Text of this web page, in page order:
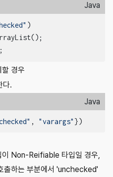
Java
)
경우
다.
Java
, "varargs" })
이 Non-Reifiable 타입일 경우,
출하는 부분에서 'unchecked'